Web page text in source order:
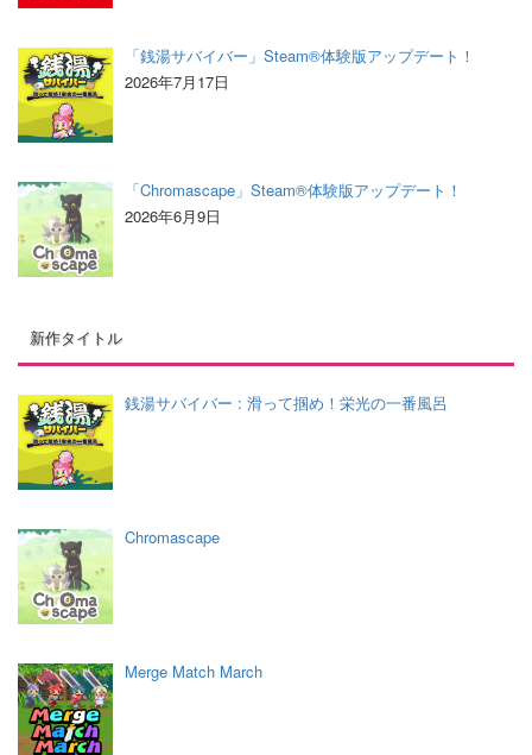
「銭湯サバイバー」Steam®体験版アップデート！
2026年7月17日
「Chromascape」Steam®体験版アップデート！
2026年6月9日
新作タイトル
銭湯サバイバー : 滑って掴め！栄光の一番風呂
Chromascape
Merge Match March